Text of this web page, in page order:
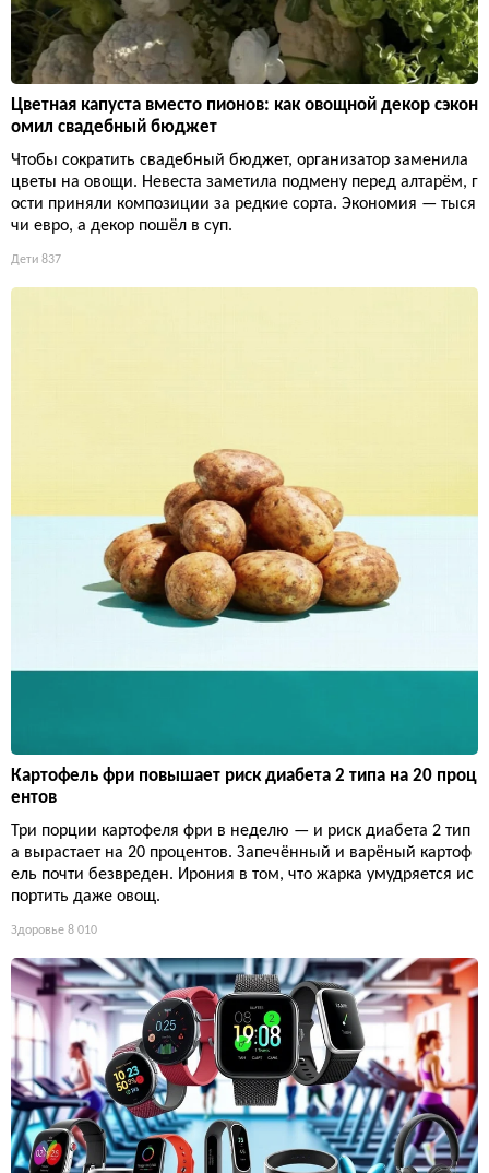
Цветная капуста вместо пионов: как овощной декор сэкон
омил свадебный бюджет
Чтобы сократить свадебный бюджет, организатор заменила
цветы на овощи. Невеста заметила подмену перед алтарём, г
ости приняли композиции за редкие сорта. Экономия — тыся
чи евро, а декор пошёл в суп.
Дети 837
Картофель фри повышает риск диабета 2 типа на 20 проц
ентов
Три порции картофеля фри в неделю — и риск диабета 2 тип
а вырастает на 20 процентов. Запечённый и варёный картоф
ель почти безвреден. Ирония в том, что жарка умудряется ис
портить даже овощ.
Здоровье 8 010